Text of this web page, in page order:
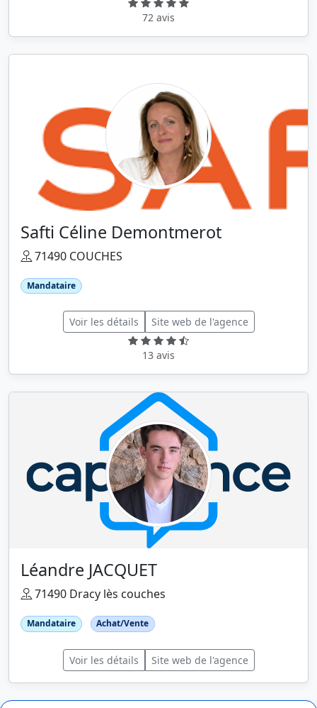
72 avis
Safti Céline Demontmerot
71490 COUCHES
Mandataire
Voir les détails Site web de l'agence
13 avis
Léandre JACQUET
71490 Dracy lès couches
Mandataire Achat/Vente
Voir les détails Site web de l'agence